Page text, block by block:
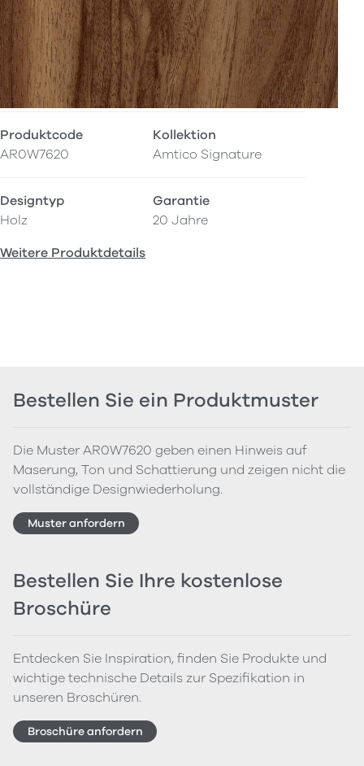
Produktcode
AR0W7620
Kollektion
Amtico Signature
Designtyp
Holz
Garantie
20 Jahre
Weitere Produktdetails
Bestellen Sie ein Produktmuster
Die Muster AR0W7620 geben einen Hinweis auf
Maserung, Ton und Schattierung und zeigen nicht die
vollständige Designwiederholung.
Muster anfordern
Bestellen Sie Ihre kostenlose
Broschüre
Entdecken Sie Inspiration, finden Sie Produkte und
wichtige technische Details zur Spezifikation in
unseren Broschüren.
Broschüre anfordern